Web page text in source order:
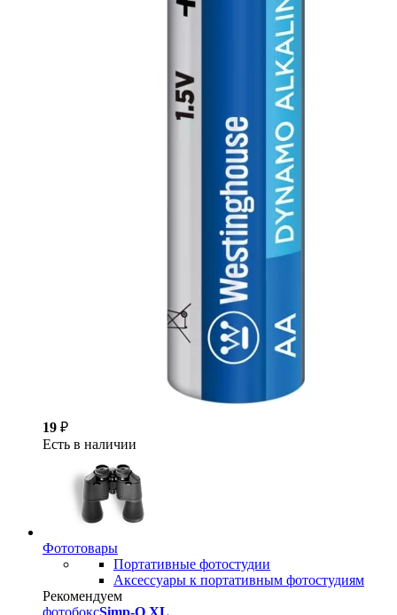
19 ₽
Есть в наличии
Фототовары
Портативные фотостудии
Аксессуары к портативным фотостудиям
Рекомендуем